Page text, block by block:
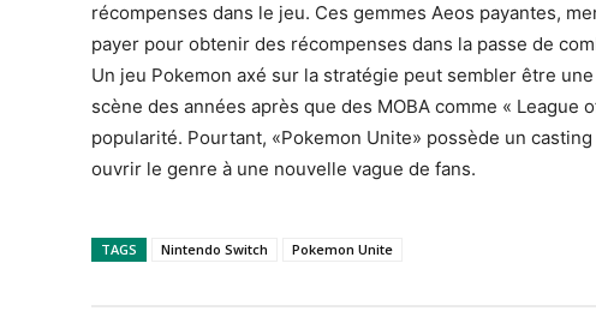
récompenses dans le jeu. Ces gemmes Aeos payantes,
payer pour obtenir des récompenses dans la passe de
Un jeu Pokemon axé sur la stratégie peut sembler être
scène des années après que des MOBA comme « League
popularité. Pourtant, «Pokemon Unite» possède un
ouvrir le genre à une nouvelle vague de fans.
TAGS Nintendo Switch Pokemon Unite